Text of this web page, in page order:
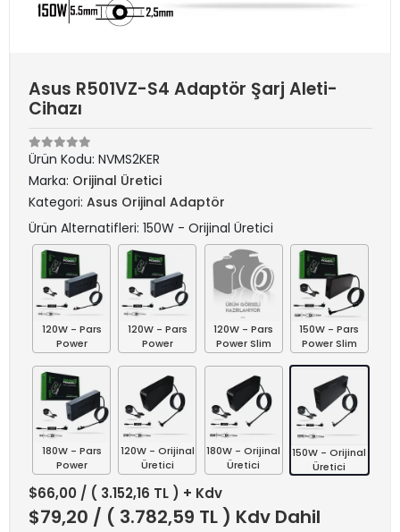
Asus R501VZ-S4 Adaptör Şarj Aleti-
Cihazı
Ürün Kodu: NVMS2KER
Marka: Orijinal Üretici
Kategori: Asus Orijinal Adaptör
Ürün Alternatifleri: 150W - Orijinal Üretici
120W - Pars
Power
120W - Pars
Power
120W - Pars
Power Slim
150W - Pars
Power Slim
180W - Pars
Power
120W - Orijinal
Üretici
180W - Orijinal
Üretici
150W - Orijinal
Üretici
$66,00 / ( 3.152,16 TL ) + Kdv
$79,20 / ( 3.782,59 TL ) Kdv Dahil